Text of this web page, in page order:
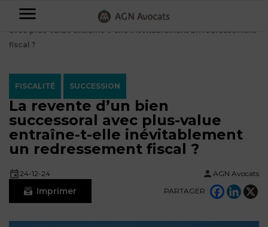
Avocats
Particuliers
NOS
DOMAINES
DE
AFFAIRES
FAMILIALES
Entreprises
NOS
DOMAINES
DE
CRÉATION
Plus
d’offres
AGN
propos
Accueil⟶ Succession ⟶La revente d’un bien successoral
avec plus-value entraîne-t-elle inévitablement un redressement
fiscal ?
FISCALITÉ SUCCESSION
La revente d’un bien
successoral avec plus-value
entraîne-t-elle inévitablement
un redressement fiscal ?
24-12-24 AGN Avocats
Imprimer PARTAGER :